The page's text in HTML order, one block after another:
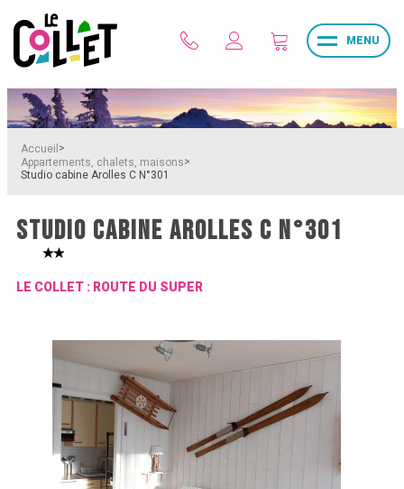
MENU
Accueil >
Appartements, chalets, maisons>
Studio cabine Arolles C N°301
STUDIO CABINE AROLLES C N°301
LE COLLET : ROUTE DU SUPER